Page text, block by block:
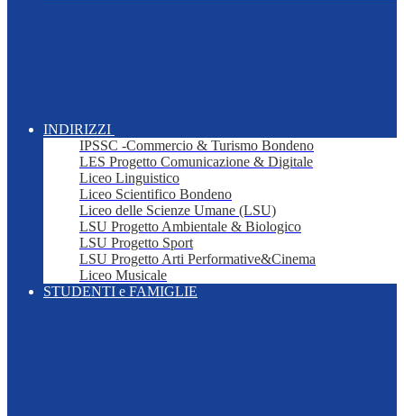
INDIRIZZI
IPSSC -Commercio & Turismo Bondeno
LES Progetto Comunicazione & Digitale
Liceo Linguistico
Liceo Scientifico Bondeno
Liceo delle Scienze Umane (LSU)
LSU Progetto Ambientale & Biologico
LSU Progetto Sport
LSU Progetto Arti Performative&Cinema
Liceo Musicale
STUDENTI e FAMIGLIE